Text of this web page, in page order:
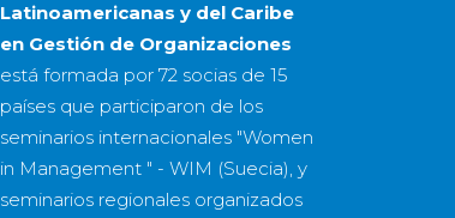
Latinoamericanas y del Caribe
en Gestión de Organizaciones
está formada por 72 sociasde 15
paísesque participaron de los
seminarios internacionales "Women
in Management " - WIM (Suecia), y
seminarios regionales organizados